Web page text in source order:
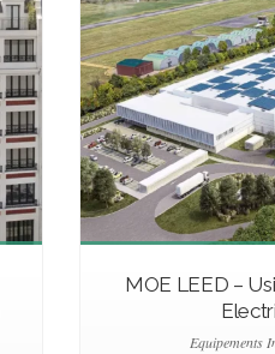
MOE LEED –
Equipements